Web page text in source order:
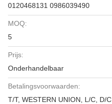
0120468131 0986039490
MOQ:
5
Prijs:
Onderhandelbaar
Betalingsvoorwaarden:
T/T, WESTERN UNION, L/C, D/C